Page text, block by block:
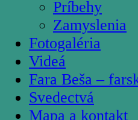
Príbehy
Zamyslenia
Fotogaléria
Videá
Fara Beša –
Svedectvá
Mapa a kontakt